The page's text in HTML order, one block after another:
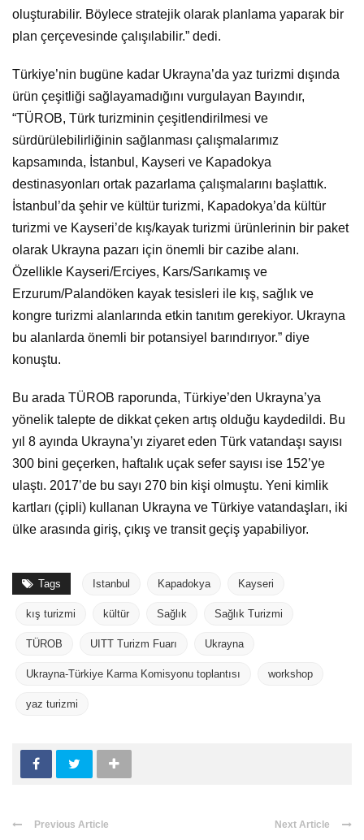
oluşturabilir. Böylece stratejik olarak planlama yaparak bir
plan çerçevesinde çalışılabilir.” dedi.
Türkiye’nin bugüne kadar Ukrayna’da yaz turizmi dışında
ürün çeşitliği sağlayamadığını vurgulayan Bayındır,
“TÜROB, Türk turizminin çeşitlendirilmesi ve
sürdürülebilirliğinin sağlanması çalışmalarımız
kapsamında, İstanbul, Kayseri ve Kapadokya
destinasyonları ortak pazarlama çalışmalarını başlattık.
İstanbul’da şehir ve kültür turizmi, Kapadokya’da kültür
turizmi ve Kayseri’de kış/kayak turizmi ürünlerinin bir paket
olarak Ukrayna pazarı için önemli bir cazibe alanı.
Özellikle Kayseri/Erciyes, Kars/Sarıkamış ve
Erzurum/Palandöken kayak tesisleri ile kış, sağlık ve
kongre turizmi alanlarında etkin tanıtım gerekiyor. Ukrayna
bu alanlarda önemli bir potansiyel barındırıyor.” diye
konuştu.
Bu arada TÜROB raporunda, Türkiye’den Ukrayna’ya
yönelik talepte de dikkat çeken artış olduğu kaydedildi. Bu
yıl 8 ayında Ukrayna’yı ziyaret eden Türk vatandaşı sayısı
300 bini geçerken, haftalık uçak sefer sayısı ise 152’ye
ulaştı. 2017’de bu sayı 270 bin kişi olmuştu. Yeni kimlik
kartları (çipli) kullanan Ukrayna ve Türkiye vatandaşları, iki
ülke arasında giriş, çıkış ve transit geçiş yapabiliyor.
Tags Istanbul Kapadokya Kayseri
kış turizmi kültür Sağlık Sağlık Turizmi
TÜROB UITT Turizm Fuarı Ukrayna
Ukrayna-Türkiye Karma Komisyonu toplantısı workshop
yaz turizmi
Previous Article Next Article